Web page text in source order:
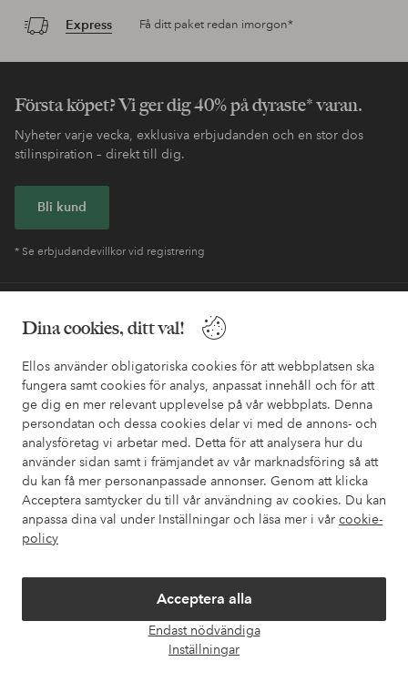
Dina cookies, ditt val!
Ellos använder obligatoriska cookies för att webbplatsen ska
fungera samt cookies för analys, anpassat innehåll och för att
ge dig en mer relevant upplevelse på vår webbplats. Denna
persondatan och dessa cookies delar vi med de annons- och
analysföretag vi arbetar med. Detta för att analysera hur du
använder sidan samt i främjandet av vår marknadsföring så att
du kan få mer personanpassade annonser. Genom att klicka
Acceptera samtycker du till vår användning av cookies. Du kan
anpassa dina val under Inställningar och läsa mer i vår cookie-
policy
Acceptera alla
Endast nödvändiga
Inställningar
Express Få ditt paket redan imorgon*
Första köpet? Vi ger dig 40% på dyraste* varan.
Nyheter varje vecka, exklusiva erbjudanden och en stor dos
stilinspiration – direkt till dig.
Bli kund
* Se erbjudandevillkor vid registrering
också information om hur du enklast kontaktar oss.
Kundservice Beställning Betalsätt
Mina sidor
Om Ellos